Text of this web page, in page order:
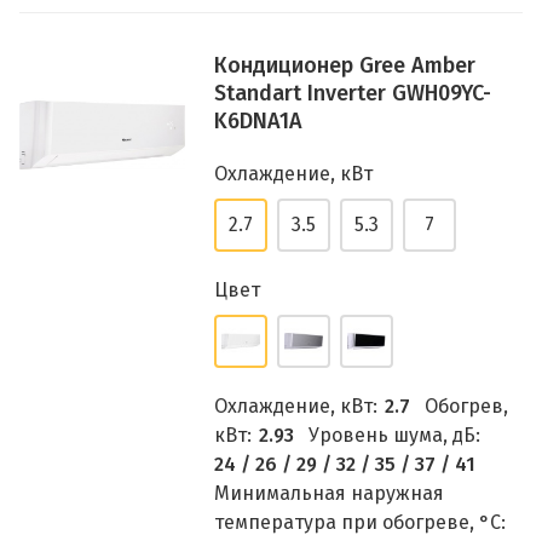
Кондиционер Gree Amber
Standart Inverter GWH09YC-
K6DNA1A
Охлаждение, кВт
2.7 3.5 5.3 7
Цвет
Охлаждение, кВт: 2.7
Обогрев,
кВт: 2.93
Уровень шума, дБ:
24 / 26 / 29 / 32 / 35 / 37 / 41
Минимальная наружная
температура при обогреве, °C: